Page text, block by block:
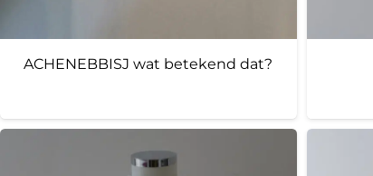
ACHENEBBISJ wat betekend dat?